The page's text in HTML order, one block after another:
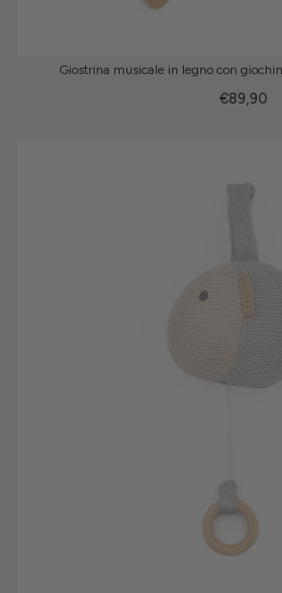
Giostrina musicale in legno con
€89,90